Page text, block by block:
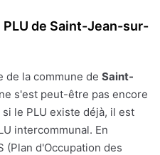
de Saint-Jean-sur-
de la commune de Saint-
s'est peut-être pas encore
le PLU existe déjà, il est
intercommunal. En
(Plan d'Occupation des